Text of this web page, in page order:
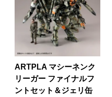
ARTPLA マシーネンク
リーガー ファイナルフ
ントセット＆ジェリ缶